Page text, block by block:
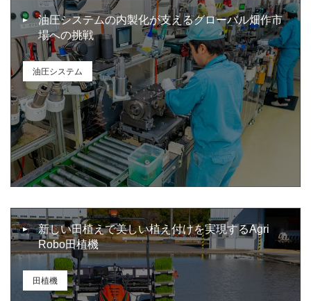
油圧システムの内製化が支えるグローバル畑作市
場への挑戦
油圧システム
新しい田植えで美しい植え付けを実現するAgri
Robo田植機
田植機